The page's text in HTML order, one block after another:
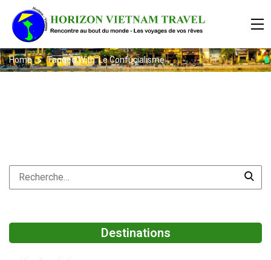
Home Tagged With: Le Confucialisme
Destinations